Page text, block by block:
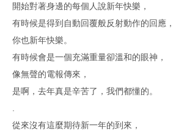
開始對著身邊的每個人說新年快樂，
有時候是得到自動回覆般反射動作的回應，
你也新年快樂。
有時候會是一個充滿重量卻溫和的眼神，
像無聲的電報傳來，
是啊，去年真是辛苦了，我們都懂的。
從來沒有這麼期待新一年的到來，